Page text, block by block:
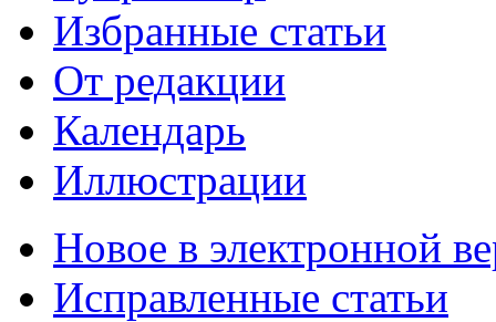
Избранные статьи
От редакции
Календарь
Иллюстрации
Новое в электронной
Исправленные статьи